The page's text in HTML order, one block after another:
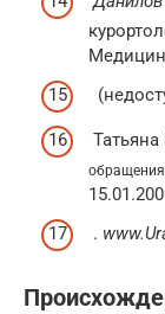
.